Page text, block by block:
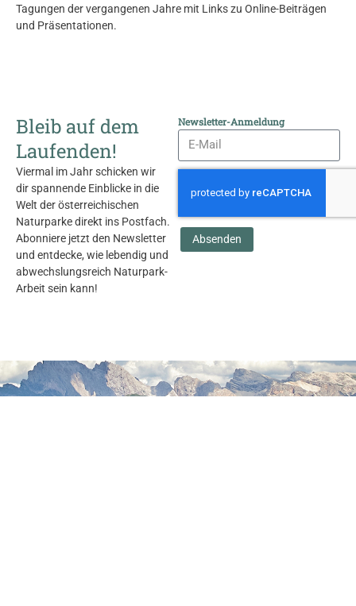
Tagungen der vergangenen Jahre mit Links zu Online-Beiträgen
und Präsentationen.
Bleib auf dem
Laufenden!
Viermal im Jahr schicken wir
dir spannende Einblicke in die
Welt der österreichischen
Naturparke direkt ins Postfach.
Abonniere jetzt den Newsletter
und entdecke, wie lebendig und
abwechslungsreich Naturpark-
Arbeit sein kann!
Newsletter-Anmeldung
Absenden